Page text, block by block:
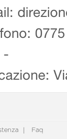
-
Faq